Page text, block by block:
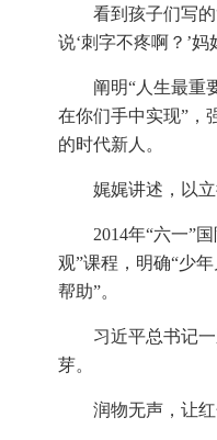
看到孩子们写
说‘刺字不疼啊？’
阐明“人生最重
在你们手中实现”，
的时代新人。
娓娓讲述，以
2014年“六一”
观”课程，明确“少
帮助”。
习近平总书记
芽。
润物无声，让